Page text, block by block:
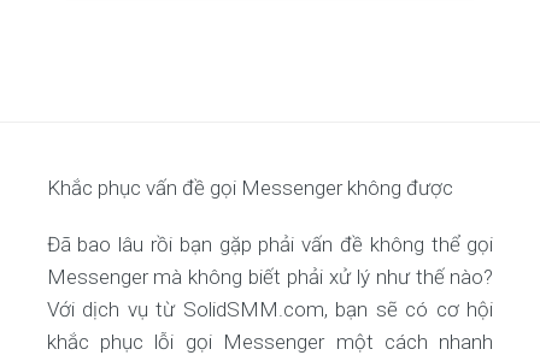
Khắc phục vấn đề gọi Messenger không được
Đã bao lâu rồi bạn gặp phải vấn đề không thể gọi
Messenger mà không biết phải xử lý như thế nào?
Với dịch vụ từ SolidSMM.com, bạn sẽ có cơ hội
khắc phục lỗi gọi Messenger một cách nhanh